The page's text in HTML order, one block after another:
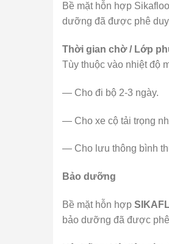
Bề mặt hỗn hợp
dưỡng đã được phê
Thời gian chờ / Lớp
Tùy thuộc vào nhiệt độ
— Cho đi bộ 2-3 ngày.
— Cho xe cộ tải trọng
— Cho lưu thông bình
Bảo dưỡng
Bề mặt hỗn hợp
bảo dưỡng đã được